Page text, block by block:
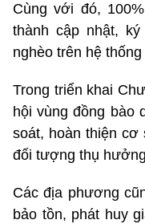
Cùng với đó,
thành cập nhật,
nghèo trên hệ
Trong triển khai
hội vùng đồng bào
soát, hoàn thiện
đối tượng thụ
Các địa phương
bảo tồn, phát huy